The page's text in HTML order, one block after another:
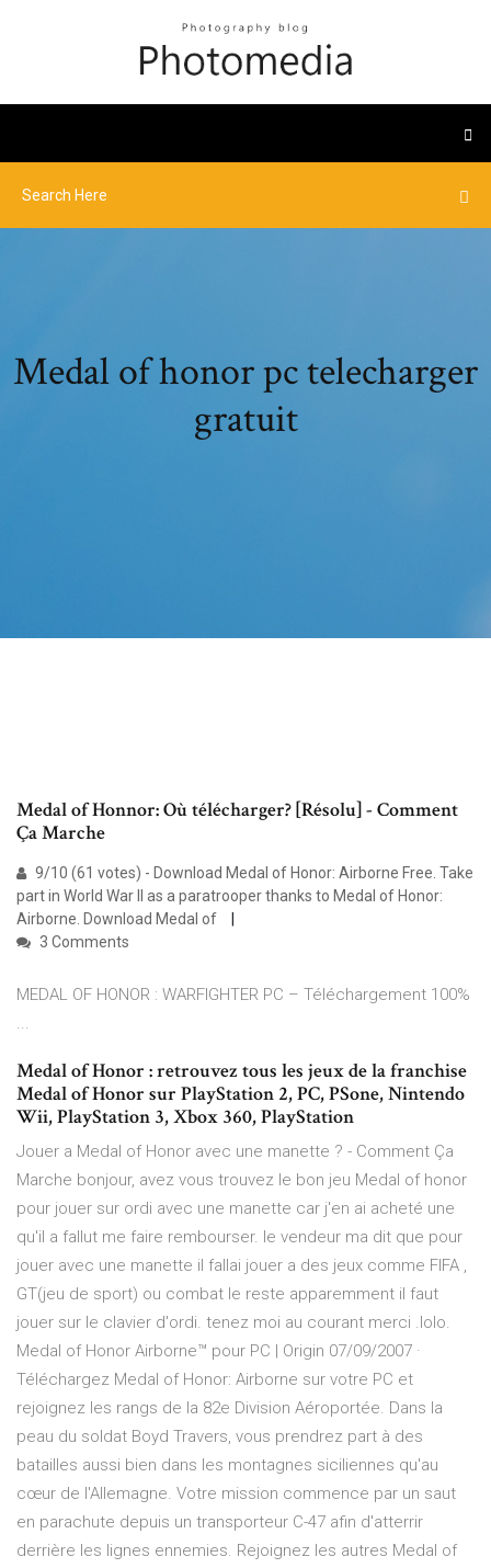
Medal of honor pc telecharger
gratuit
Medal of Honnor: Où télécharger? [Résolu] - Comment
Ça Marche
9/10 (61 votes) - Download Medal of Honor: Airborne Free. Take
part in World War II as a paratrooper thanks to Medal of Honor:
Airborne. Download Medal of
3 Comments
MEDAL OF HONOR : WARFIGHTER PC – Téléchargement 100%
...
Medal of Honor : retrouvez tous les jeux de la franchise
Medal of Honor sur PlayStation 2, PC, PSone, Nintendo
Wii, PlayStation 3, Xbox 360, PlayStation
Jouer a Medal of Honor avec une manette ? - Comment Ça
Marche bonjour, avez vous trouvez le bon jeu Medal of honor
pour jouer sur ordi avec une manette car j'en ai acheté une
qu'il a fallut me faire rembourser. le vendeur ma dit que pour
jouer avec une manette il fallai jouer a des jeux comme FIFA ,
GT(jeu de sport) ou combat le reste apparemment il faut
jouer sur le clavier d'ordi. tenez moi au courant merci .lolo.
Medal of Honor Airborne™ pour PC | Origin 07/09/2007 ·
Téléchargez Medal of Honor: Airborne sur votre PC et
rejoignez les rangs de la 82e Division Aéroportée. Dans la
peau du soldat Boyd Travers, vous prendrez part à des
batailles aussi bien dans les montagnes siciliennes qu'au
cœur de l'Allemagne. Votre mission commence par un saut
en parachute depuis un transporteur C-47 afin d'atterrir
derrière les lignes ennemies. Rejoignez les autres Medal of